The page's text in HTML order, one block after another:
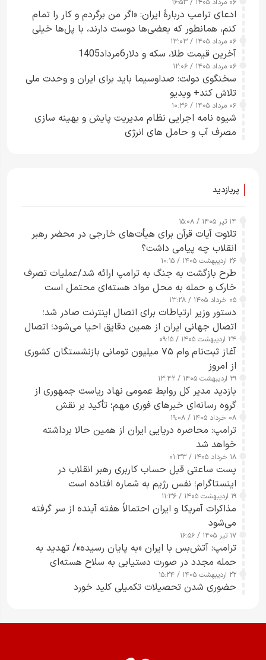
چارچوب قانون بودجه است+ عکس
۰۶ مرداد ۱۴۰۵ / ۱۶:۵۳
ادعای ترامپ دربارهٔ ایران: «اگر من برگردم و کار را تمام
کنم، همانطور که بعضی‌ها دوست دارند، با پل‌ها خیلی
راحت می‌توانم بیشتر پل‌هایشان را در کمتر از یک
ساعت از بین ببرم+ ویدیو
۰۶ مرداد ۱۴۰۵ / ۱۳:۰۳
آخرین قیمت طلا، سکه و دلار6مرداد1405
۰۶ مرداد ۱۴۰۵ / ۱۲:۰۶
سخنگوی دولت: صداوسیما باید برای ایران و وحدت ملی
تلاش کند+ ویدیو
۰۶ مرداد ۱۴۰۵ / ۱۰:۳۶
شیوه نامه اجرایی نظام مدیریت پایش و بهینه سازی
مصرف آب و حامل های انرژی
پربازدید
۱۴ تیر ۱۴۰۵ / ۱۵:۰۸
تلاوت آیات قرآن برای هیأت‌های خارجی در محضر رهبر
انقلاب چه پیامی داشت؟
۲۶ اردیبهشت ۱۴۰۵ / ۱۰:۱۵
طرح‌ بازگشت به جنگ به ترامپ ارائه شد/عملیات تصرف
خارک و حمله به محل مواد هسته‌ای محتمل است
۰۵ خرداد ۱۴۰۵ / ۱۳:۲۸
دستور وزیر ارتباطات برای اتصال اینترنت صادر شد؛
اتصال جهانی ایران از همین دقایق احیا می‌شود؛ اتصال
کامل مردم تا ۲۴ ساعت آینده
۲۴ اردیبهشت ۱۴۰۵ / ۰۹:۱۵
آغاز ثبت‌نام وام ۷۵ میلیون تومانی بازنشستگان کشوری
از امروز
۲۹ اردیبهشت ۱۴۰۵ / ۱۳:۴۲
بازدید مدیر کل روابط عمومی نهاد ریاست جمهوری از
گروه رسانه‌ای خبرهای فوری مهم؛ تأکید بر نقش
رسانه‌های هوشمند و مسئول در ارتقای آگاهی عمومی
۰۸ خرداد ۱۴۰۵ / ۱۹:۰۸
ترامپ: محاصره دریایی ایران از همین حالا برداشته
خواهد شد
۱۸ خرداد ۱۴۰۵ / ۰۱:۳۳
پست ساعتی قبل حساب کاربری رهبر انقلاب در
اینستاگرام؛ نفس رژیم به شماره افتاده است​
۱۹ اردیبهشت ۱۴۰۵ / ۱۱:۳۶
مذاکرات آمریکا و ایران احتمالاً هفته آینده از سر گرفته
می‌شود
۱۷ تیر ۱۴۰۵ / ۱۶:۵۶
ترامپ: آتش‌بس با ایران «به پایان رسیده»/ تهدید به
حمله مجدد در صورت دستیابی به سلاح هسته‌ای
۲۲ اردیبهشت ۱۴۰۵ / ۱۵:۲۴
حضوری شدن تحصیلات تکمیلی کلید خورد